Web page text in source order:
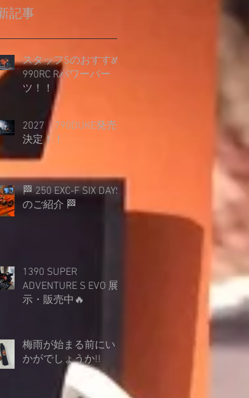
記事
スタッフSのおすすめ
990RC Rパワーパー
ツ！！
2027 790DUKE発売
決定！！
🏁 250 EXC-F SIX DAYS
のご紹介 🏁
1390 SUPER
ADVENTURE S EVO 展
示・販売中🔥
梅雨が始まる前にい
かがでしょうか︎!!